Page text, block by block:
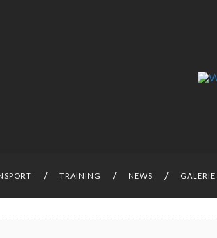
TRAINING NEWS GALERIE